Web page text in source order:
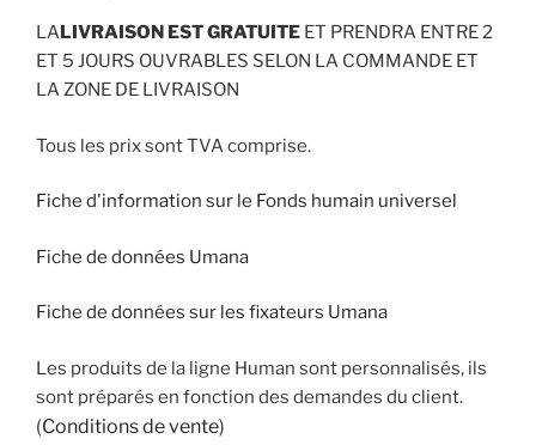
LA LIVRAISON EST GRATUITE ET PRENDRA ENTRE 2
ET 5 JOURS OUVRABLES SELON LA COMMANDE ET
LA ZONE DE LIVRAISON
Tous les prix sont TVA comprise.
Fiche d'information sur le Fonds humain universel
Fiche de données Umana
Fiche de données sur les fixateurs Umana
Les produits de la ligne Human sont personnalisés, ils
sont préparés en fonction des demandes du client.
(Conditions de vente)